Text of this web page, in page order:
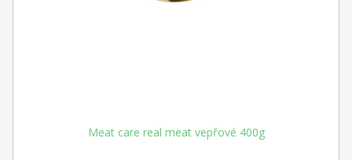
Meat care real meat vepřové 400g